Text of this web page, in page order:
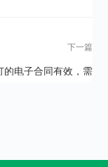
下一篇
的电子合同有效，需